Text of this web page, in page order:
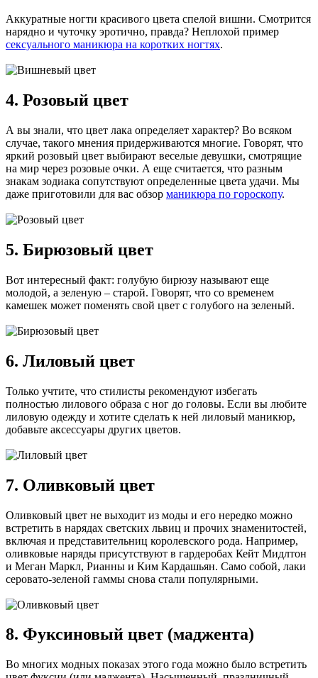
Аккуратные ногти красивого цвета спелой вишни. Смотрится
нарядно и чуточку эротично, правда? Неплохой пример
сексуального маникюра на коротких ногтях.
4. Розовый цвет
А вы знали, что цвет лака определяет характер? Во всяком
случае, такого мнения придерживаются многие. Говорят, что
яркий розовый цвет выбирают веселые девушки, смотрящие
на мир через розовые очки. А еще считается, что разным
знакам зодиака сопутствуют определенные цвета удачи. Мы
даже приготовили для вас обзор маникюра по гороскопу.
5. Бирюзовый цвет
Вот интересный факт: голубую бирюзу называют еще
молодой, а зеленую – старой. Говорят, что со временем
камешек может поменять свой цвет с голубого на зеленый.
6. Лиловый цвет
Только учтите, что стилисты рекомендуют избегать
полностью лилового образа с ног до головы. Если вы любите
лиловую одежду и хотите сделать к ней лиловый маникюр,
добавьте аксессуары других цветов.
7. Оливковый цвет
Оливковый цвет не выходит из моды и его нередко можно
встретить в нарядах светских львиц и прочих знаменитостей,
включая и представительниц королевского рода. Например,
оливковые наряды присутствуют в гардеробах Кейт Мидлтон
и Меган Маркл, Рианны и Ким Кардашьян. Само собой, лаки
серовато-зеленой гаммы снова стали популярными.
8. Фуксиновый цвет (маджента)
Во многих модных показах этого года можно было встретить